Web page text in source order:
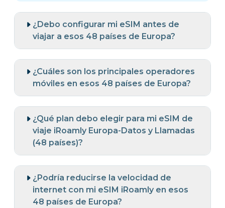
¿Debo configurar mi eSIM antes de
viajar a esos 48 países de Europa?
¿Cuáles son los principales operadores
móviles en esos 48 países de Europa?
¿Qué plan debo elegir para mi eSIM de
viaje iRoamly Europa-Datos y Llamadas
(48 países)?
¿Podría reducirse la velocidad de
internet con mi eSIM iRoamly en esos
48 países de Europa?